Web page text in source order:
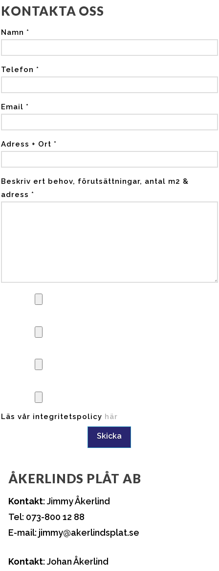
KONTAKTA OSS
Namn *
Telefon *
Email *
Adress + Ort *
Beskriv ert behov, förutsättningar, antal m2 &
adress *
Läs vår integritetspolicy här
ÅKERLINDS PLÅT AB
Kontakt: Jimmy Åkerlind
Tel: 073-800 12 88
E-mail: jimmy@akerlindsplat.se
Kontakt: Johan Åkerlind